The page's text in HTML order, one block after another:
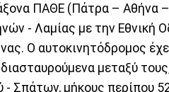
ΠΑΘΕ (Πάτρα – Αθήνα
- Λαμίας με την Εθνική
Ο αυτοκινητόδρομος
μεταξύ
- Σπάτων, μήκους περίπου